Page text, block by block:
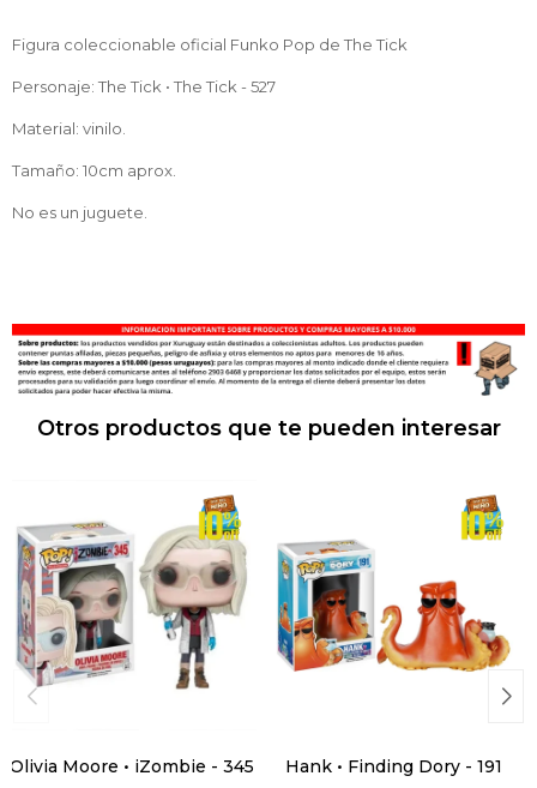
Figura coleccionable oficial Funko Pop de The Tick
Personaje: The Tick • The Tick - 527
Material: vinilo.
Tamaño: 10cm aprox.
No es un juguete.
Otros productos que te pueden interesar
Olivia Moore • iZombie - 345 Hank • Finding Dory - 191